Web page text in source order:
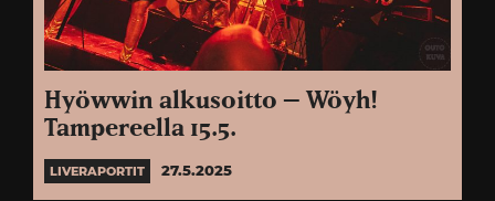
Hyöwwin alkusoitto – Wöyh!
Tampereella 15.5.
LIVERAPORTIT 27.5.2025